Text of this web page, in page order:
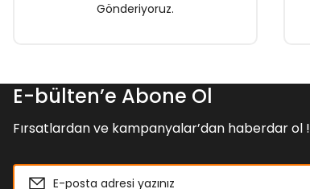
Gönderiyoruz.
E-bülten’e Abone Ol
Fırsatlardan ve kampanyalar’dan haberdar ol !